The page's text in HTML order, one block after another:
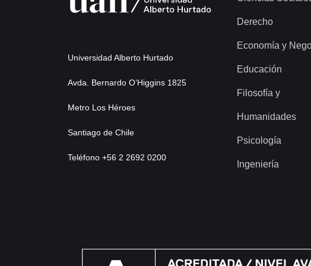
Universidad Alberto Hurtado
Avda. Bernardo O’Higgins 1825
Metro Los Héroes
Santiago de Chile
Teléfono +56 2 2692 0200
Derecho
Economía y
Educación
Filosofía y
Humanidades
Psicología
Ingeniería